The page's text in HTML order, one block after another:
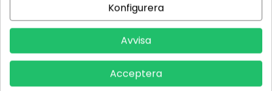
Leveranstid normalt 1-2 dagar med spårbar frakt
Returvillkor 14 dagars öppet köp (se köpvillkor)
Konfigurera
Avvisa
Acceptera